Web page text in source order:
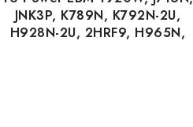
JNK3P, K789N, K792N-2U,
H928N-2U, 2HRF9, H965N,